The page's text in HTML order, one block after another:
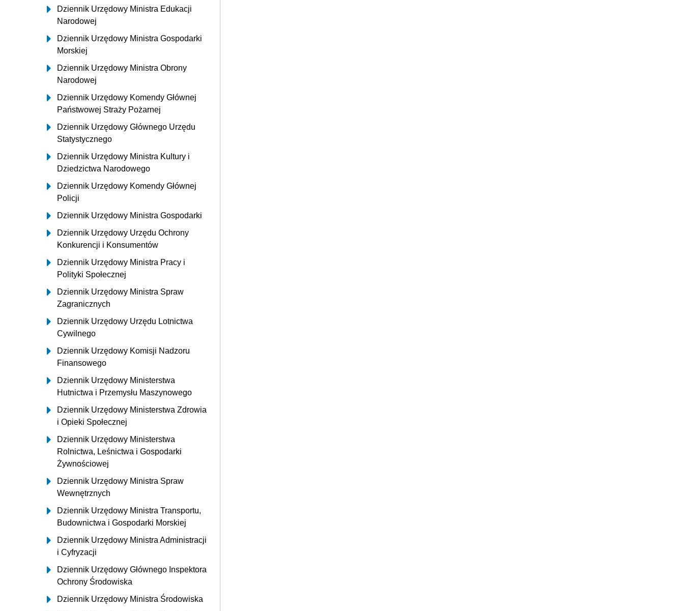
Dziennik Urzędowy Ministra Edukacji
Narodowej
Dziennik Urzędowy Ministra Gospodarki
Morskiej
Dziennik Urzędowy Ministra Obrony
Narodowej
Dziennik Urzędowy Komendy Głównej
Państwowej Straży Pożarnej
Dziennik Urzędowy Głównego Urzędu
Statystycznego
Dziennik Urzędowy Ministra Kultury i
Dziedzictwa Narodowego
Dziennik Urzędowy Komendy Głównej
Policji
Dziennik Urzędowy Ministra Gospodarki
Dziennik Urzędowy Urzędu Ochrony
Konkurencji i Konsumentów
Dziennik Urzędowy Ministra Pracy i
Polityki Społecznej
Dziennik Urzędowy Ministra Spraw
Zagranicznych
Dziennik Urzędowy Urzędu Lotnictwa
Cywilnego
Dziennik Urzędowy Komisji Nadzoru
Finansowego
Dziennik Urzędowy Ministerstwa
Hutnictwa i Przemysłu Maszynowego
Dziennik Urzędowy Ministerstwa Zdrowia
i Opieki Społecznej
Dziennik Urzędowy Ministerstwa
Rolnictwa, Leśnictwa i Gospodarki
Żywnościowej
Dziennik Urzędowy Ministra Spraw
Wewnętrznych
Dziennik Urzędowy Ministra Transportu,
Budownictwa i Gospodarki Morskiej
Dziennik Urzędowy Ministra Administracji
i Cyfryzacji
Dziennik Urzędowy Głównego Inspektora
Ochrony Środowiska
Dziennik Urzędowy Ministra Środowiska